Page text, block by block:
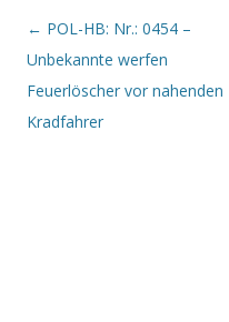
Beitrags-Navigation
← POL-HB: Nr.: 0454 –
Unbekannte werfen
Feuerlöscher vor nahenden
Kradfahrer